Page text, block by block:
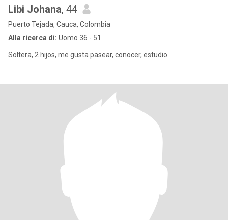
Libi Johana, 44
Puerto Tejada, Cauca, Colombia
Alla ricerca di: Uomo 36 - 51
Soltera, 2 hijos, me gusta pasear, conocer, estudio